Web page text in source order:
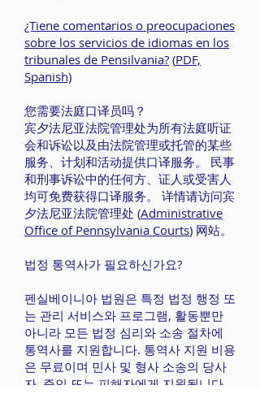
¿Tiene comentarios o preocupaciones
sobre los servicios de idiomas en los
tribunales de Pensilvania? (PDF,
Spanish)
您需要法庭口译员吗？
宾夕法尼亚法院管理处为所有法庭听证
会和诉讼以及由法院管理或托管的某些
服务、计划和活动提供口译服务。 民事
和刑事诉讼中的任何方、证人或受害人
均可免费获得口译服务。 详情请访问宾
夕法尼亚法院管理处 (Administrative
Office of Pennsylvania Courts) 网站。
법정 통역사가 필요하신가요?
펜실베이니아 법원은 특정 법정 행정 또
는 관리 서비스와 프로그램, 활동뿐만
아니라 모든 법정 심리와 소송 절차에
통역사를 지원합니다. 통역사 지원 비용
은 무료이며 민사 및 형사 소송의 당사
자, 증인 또는 피해자에게 지원됩니다.